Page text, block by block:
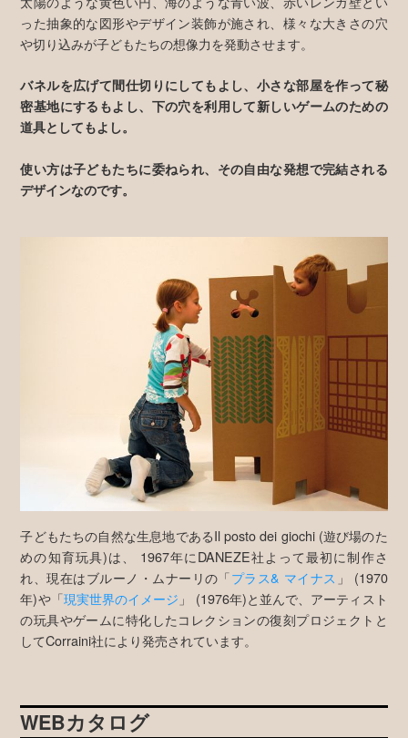
った抽象的な図形やデザイン装飾が施され、様々な大きさの穴
や切り込みが子どもたちの想像力を発動させます。
バネルを広げて間仕切りにしてもよし、小さな部屋を作って秘
密基地にするもよし、下の穴を利用して新しいゲームのための
道具としてもよし。
使い方は子どもたちに委ねられ、その自由な発想で完結される
デザインなのです。
子どもたちの自然な生息地であるIl posto dei giochi (遊び場のた
めの知育玩具)は、 1967年にDANEZE社よって最初に制作さ
れ、現在はブルーノ・ムナーリの「プラス& マイナス 」 (1970
年)や「現実世界のイメージ 」 (1976年)と並んで、アーティスト
の玩具やゲームに特化したコレクションの復刻プロジェクトと
してCorraini社により発売されています。
WEBカタログ